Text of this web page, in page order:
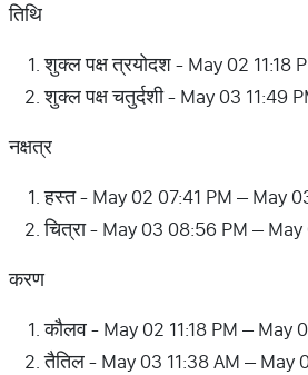
तिथि
शुक्ल पक्ष त्रयोदश - May 02 11:18
शुक्ल पक्ष चतुर्दशी - May 03 11:49
नक्षत्र
हस्त - May 02 07:41 PM – May
चित्रा - May 03 08:56 PM –
करण
कौलव - May 02 11:18 PM – May
तैतिल - May 03 11:38 AM – May